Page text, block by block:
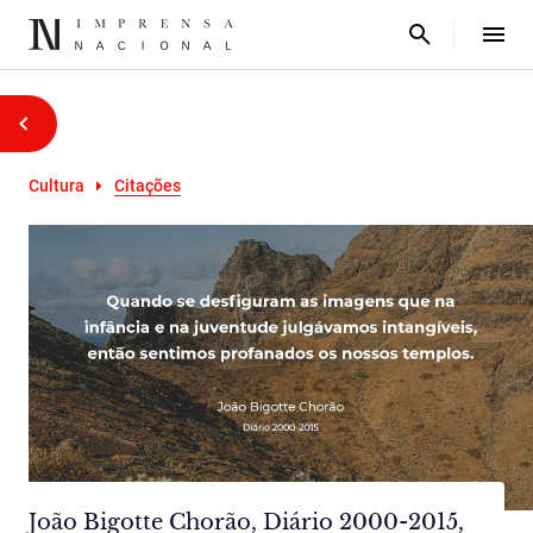
Cultura Citações
João Bigotte Chorão, Diário 2000-2015,